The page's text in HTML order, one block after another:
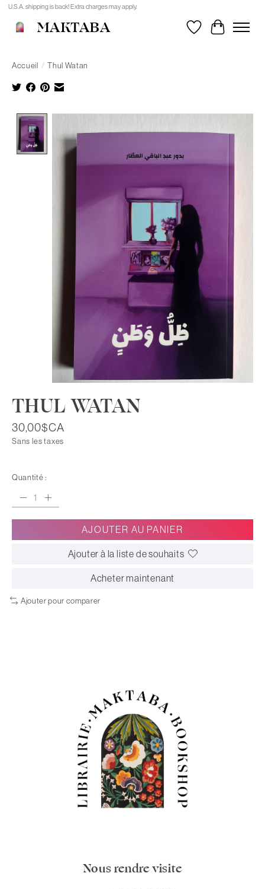
U.S.A. shipping is back! Extra charges may apply.
MAKTABA Liste de souhaits
Panier
Accueil / Thul Watan
THUL WATAN
30,00$CA
Sans les taxes
Quantité :
AJOUTER AU PANIER
Ajouter à la liste de souhaits
Acheter maintenant
Ajouter pour comparer
Nous rendre visite